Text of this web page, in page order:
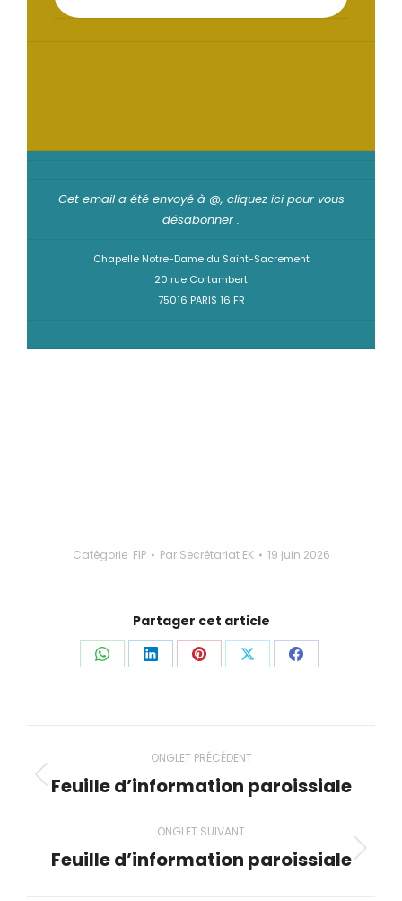
Cet email a été envoyé à @, cliquez ici pour vous
désabonner .
Chapelle Notre-Dame du Saint-Sacrement
20 rue Cortambert
75016 PARIS 16 FR
Catégorie FIP Par Secrétariat EK 19 juin 2026
Partager cet article
PartagerPartagerPartagerPartagerPartager
Navigation
de
commentaire
ONGLET PRÉCÉDENT
Onglet
Feuille d’information paroissiale
ONGLET SUIVANT
Onglet
Feuille d’information paroissiale